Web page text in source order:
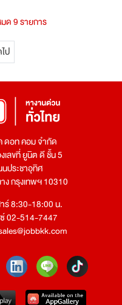
ด 9 รายการ
ป
ดอท คอม จำกัด
เลขที่ ยูนิต ดี ชั้น 5
ประชาอุทิศ
ง กรุงเทพฯ 10310
ร์ 8:30-18:00 น.
02-514-7447